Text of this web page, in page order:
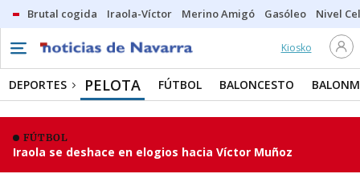
Brutal cogida Iraola-Víctor Merino Amigó Gasóleo Nivel
Kiosko
DEPORTES PELOTA FÚTBOL BALONCESTO
FÚTBOL
Iraola se deshace en elogios hacia Víctor Muñoz